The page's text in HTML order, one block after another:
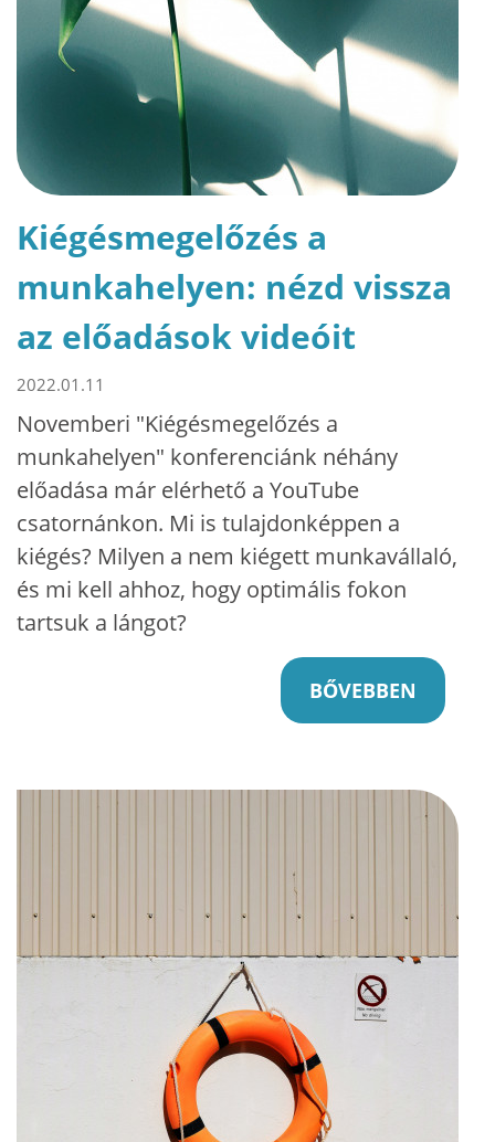
Kiégésmegelőzés a
munkahelyen: nézd vissza
az előadások videóit
2022.01.11
Novemberi "Kiégésmegelőzés a
munkahelyen" konferenciánk néhány
előadása már elérhető a YouTube
csatornánkon. Mi is tulajdonképpen a
kiégés? Milyen a nem kiégett munkavállaló,
és mi kell ahhoz, hogy optimális fokon
tartsuk a lángot?
BŐVEBBEN